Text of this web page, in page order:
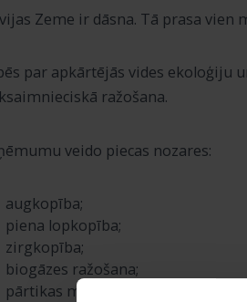
Zeme ir dāsna. Tā prasa vien
par apkārtējās vides ekoloģiju
ražošana.
veido piecas nozares:
augkopība;
piena lopkopība;
zirgkopība;
biogāzes ražošana;
pārtikas mazumtirdzniecība un